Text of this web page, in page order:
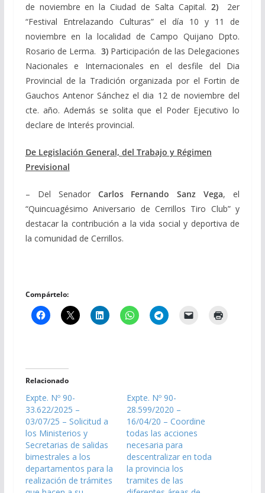
de noviembre en la Ciudad de Salta Capital. 2)
2er
“Festival Entrelazando Culturas” el día 10 y 11 de
noviembre en la localidad de Campo Quijano Dpto.
Rosario de Lerma. 3) Participación de las Delegaciones
Nacionales e Internacionales en el desfile del Dia
Provincial de la Tradición organizada por el Fortin de
Gauchos Antenor Sánchez el dia 12 de noviembre del
cte. año. Además se solita que el Poder Ejecutivo lo
declare de Interés provincial.
De Legislación General, del Trabajo y Régimen
Previsional
– Del Senador Carlos Fernando Sanz Vega, el
“Quincuagésimo Aniversario de Cerrillos Tiro Club” y
destacar la contribución a la vida social y deportiva de
la comunidad de Cerrillos.
Compártelo:
Relacionado
Expte. Nº 90-
33.622/2025 –
03/07/25 – Solicitud a
los Ministerios y
Secretarias de salidas
bimestrales a los
departamentos para la
realización de trámites
Expte. Nº 90-
28.599/2020 –
16/04/20 – Coordine
todas las acciones
necesaria para
descentralizar en toda
la provincia los
tramites de las